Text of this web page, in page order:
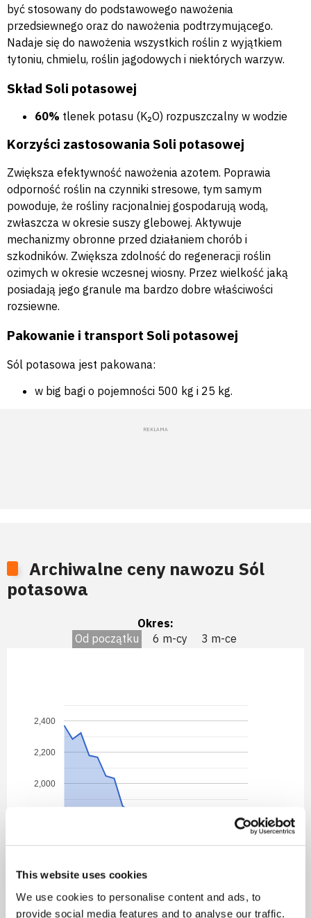
This website uses cookies
We use cookies to personalise content and ads, to
provide social media features and to analyse our traffic.
być stosowany do podstawowego nawożenia
przedsiewnego oraz do nawożenia podtrzymującego.
Nadaje się do nawożenia wszystkich roślin z wyjątkiem
tytoniu, chmielu, roślin jagodowych i niektórych warzyw.
Skład Soli potasowej
60% tlenek potasu (K₂O) rozpuszczalny w wodzie
Korzyści zastosowania Soli potasowej
Zwiększa efektywność nawożenia azotem. Poprawia
odporność roślin na czynniki stresowe, tym samym
powoduje, że rośliny racjonalniej gospodarują wodą,
zwłaszcza w okresie suszy glebowej. Aktywuje
mechanizmy obronne przed działaniem chorób i
szkodników. Zwiększa zdolność do regeneracji roślin
ozimych w okresie wczesnej wiosny. Przez wielkość jaką
posiadają jego granule ma bardzo dobre właściwości
rozsiewne.
Pakowanie i transport Soli potasowej
Sól potasowa jest pakowana:
w big bagi o pojemności 500 kg i 25 kg.
Archiwalne ceny nawozu Sól
potasowa
Okres:
Od początku
6 m-cy 3 m-ce
Detal netto
08.202311.202302.202411.202403.202512.202503.202606.2026
1,600
2,000
2,200
2,400